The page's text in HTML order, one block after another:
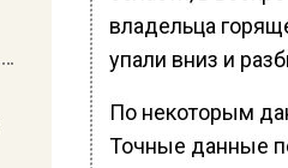
владельца
упали вниз и
По некоторым
Точные данные